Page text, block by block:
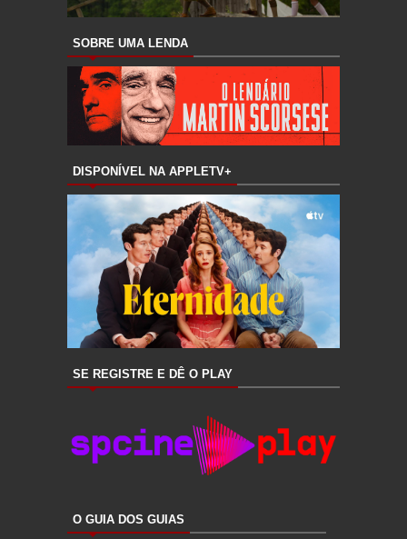
SOBRE UMA LENDA
DISPONÍVEL NA APPLETV+
SE REGISTRE E DÊ O PLAY
O GUIA DOS GUIAS